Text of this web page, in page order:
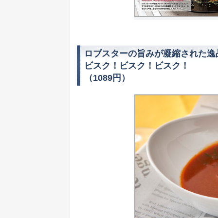
ロブスターの旨みが凝縮された逸
ビスク！ビスク！ビスク！
（1089円）